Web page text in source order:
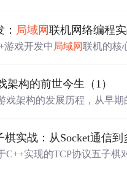
据库交互，通过TCP/IP实
信息。此外，游戏还实现了
局域网联机网络编程实战
游戏开发中 局域网联机的核
兼容）、状态同步机制（心
值）、数据压缩策略，以及
架构的前世今生（1）
戏架构的发展历程，从早期
，以及如何根据游戏类型
C++实现的TCP协议五子棋